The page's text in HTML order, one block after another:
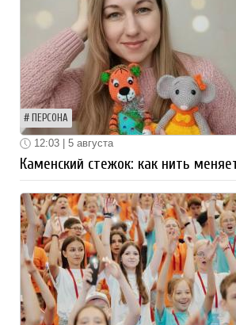
ПЕРСОНА
12:03 | 5 августа
Каменский стежок: как нить